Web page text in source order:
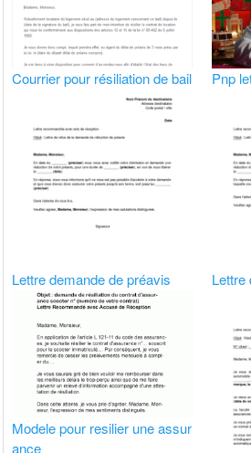
Courrier pour résiliation de bail Pnp
Lettre demande de préavis Lettre
Modele pour resilier une assur
ance